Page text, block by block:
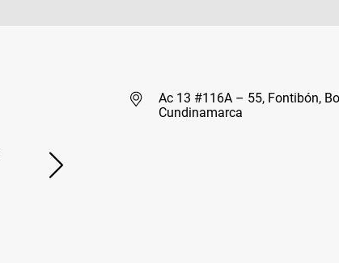
Ac 13 #116A – 55, Fontibón,
Cundinamarca